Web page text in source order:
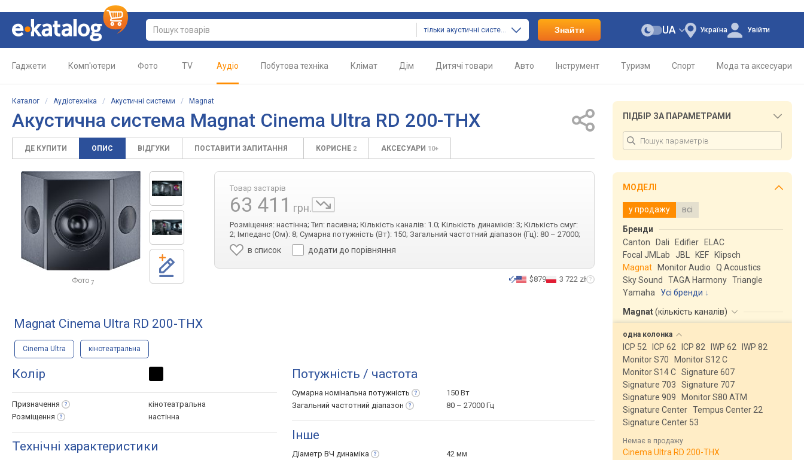
тільки акустичні системи Знайти Україна
UA Увійти
Гаджети Комп'ютери Фото TV Аудіо Побутова техніка Клімат Дім Дитячі товари Авто Інструмент Туризм Спорт Мода та аксесуари
Каталог / Аудіотехніка / Акустичні системи / Magnat
Акустична система Magnat Cinema Ultra RD 200-THX
ДЕ КУПИТИ ОПИС ВІДГУКИ ПОСТАВИТИ ЗАПИТАННЯ КОРИСНЕ 2 АКСЕСУАРИ 10+
Фото 7
Товар застарів
63 411 грн.
Розміщення: настінна; Тип: пасивна; Кількість каналів: 1.0; Кількість динаміків: 3; Кількість смуг:
2; Імпеданс (Ом): 8; Сумарна потужність (Вт): 150; Загальний частотний діапазон (Гц): 80 – 27000;
в список додати до порівняння
$879 3 722 zł
Magnat Cinema Ultra RD 200-THX
Cinema Ultra кінотеатральна
Колір
Призначення
кінотеатральна
Розміщення
настінна
Технічні характеристики
Потужність / частота
Сумарна номінальна потужність
150 Вт
Загальний частотний діапазон 80 – 27000 Гц
Інше
Діаметр ВЧ динаміка
42 мм
ПІДБІР ЗА ПАРАМЕТРАМИ
МОДЕЛІ
у продажу всі
Бренди
Canton
Dali Edifier
ELAC
Focal JMLab
JBL KEF
Klipsch
Magnat
Monitor Audio
Q Acoustics
Sky Sound
TAGA Harmony Triangle
Yamaha
Усі бренди
Magnat(кількість каналів)
одна колонка
ICP 52 ICP 62 ICP 82 IWP 62
IWP 82
Monitor S70
Monitor S12 C
Monitor S14 C Signature 607
Signature 703
Signature 707
Signature 909
Monitor S80 ATM
Signature Center Tempus Center 22
Signature Center 53
Немає в продажу
Cinema Ultra RD 200-THX